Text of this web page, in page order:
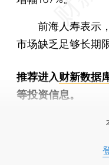
前海人寿表示，
市场缺乏足够长期
推荐进入财新数据
等投资信息。